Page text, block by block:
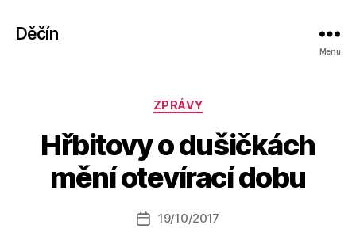
Děčín
Menu
Rubriky
ZPRÁVY
Hřbitovy o dušičkách
mění otevírací dobu
Autor
příspěvku
u
o
a
Datum
19/10/2017